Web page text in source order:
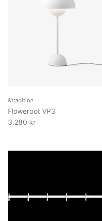
&tradition
Flowerpot VP3
3.280 kr